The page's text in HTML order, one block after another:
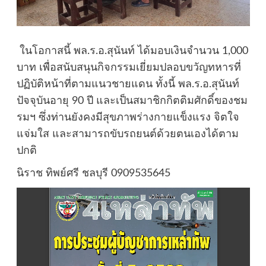
​ ในโอกาสนี้ พล.ร.อ.สุนันท์ ได้มอบเงินจำนวน 1,000
บาท เพื่อสนับสนุนกิจกรรมเยี่ยมปลอบขวัญทหารที่
ปฏิบัติหน้าที่ตามแนวชายแดน ทั้งนี้ พล.ร.อ.สุนันท์
ปัจจุบันอายุ 90 ปี และเป็นสมาชิกกิตติมศักดิ์ของชม
รมฯ ซึ่งท่านยังคงมีสุขภาพร่างกายแข็งแรง จิตใจ
แจ่มใส และสามารถขับรถยนต์ด้วยตนเองได้ตาม
ปกติ
นิราช ทิพย์ศรี ชลบุรี 0909535645